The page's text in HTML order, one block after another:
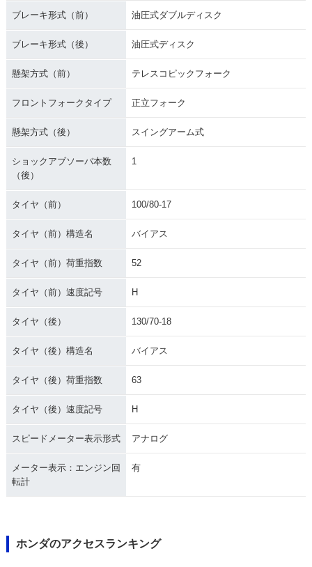
ブレーキ形式（前） 油圧式ダブルディスク
ブレーキ形式（後） 油圧式ディスク
懸架方式（前） テレスコピックフォーク
フロントフォークタイプ 正立フォーク
懸架方式（後） スイングアーム式
ショックアブソーバ本数
（後）
1
タイヤ（前） 100/80-17
タイヤ（前）構造名 バイアス
タイヤ（前）荷重指数 52
タイヤ（前）速度記号 H
タイヤ（後） 130/70-18
タイヤ（後）構造名 バイアス
タイヤ（後）荷重指数 63
タイヤ（後）速度記号 H
スピードメーター表示形式 アナログ
メーター表示：エンジン回
転計
有
ホンダのアクセスランキング